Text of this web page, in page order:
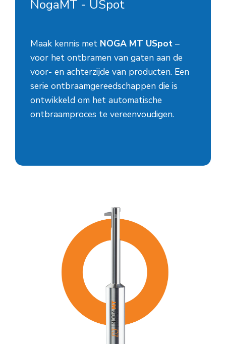
NogaMT - USpot
Maak kennis met NOGA MT USpot –
voor het ontbramen van gaten aan de
voor- en achterzijde van producten. Een
serie ontbraamgereedschappen die is
ontwikkeld om het automatische
ontbraamproces te vereenvoudigen.